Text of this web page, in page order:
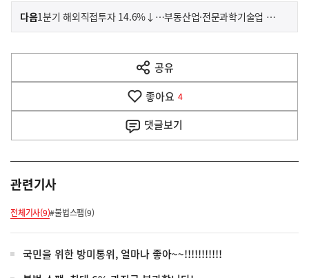
이
전
다
음
다음기
1분기 해외직접투자 14.6%↓…부동산업·전문과학기술업 크게 증가
공유
열
기
좋아요 4
댓글보기
관련기사
전체기사(9)#불법스팸(9)
국민을 위한 방미통위, 얼마나 좋아~~!!!!!!!!!!!